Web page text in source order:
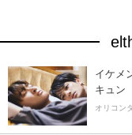
イケメ
キュン
オリコン